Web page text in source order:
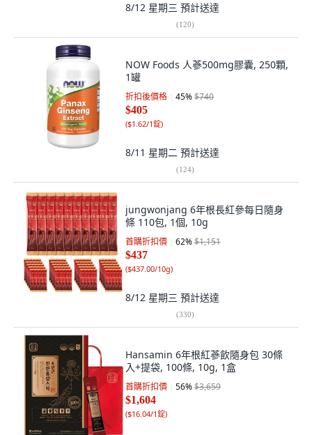
8/12 星期三 預計送達
(120)
NOW Foods 人蔘500mg膠囊, 250顆,
1罐
折扣後價格 45%$740
$405
($1.62/1錠)
8/11 星期二 預計送達
(124)
jungwonjang 6年根長紅參每日隨身
條 110包, 1個, 10g
首購折扣價 62%$1,151
$437
($437.00/10g)
8/12 星期三 預計送達
(330)
Hansamin 6年根紅蔘飲隨身包 30條
入+提袋, 100條, 10g, 1盒
首購折扣價 56%$3,659
$1,604
($16.04/1錠)